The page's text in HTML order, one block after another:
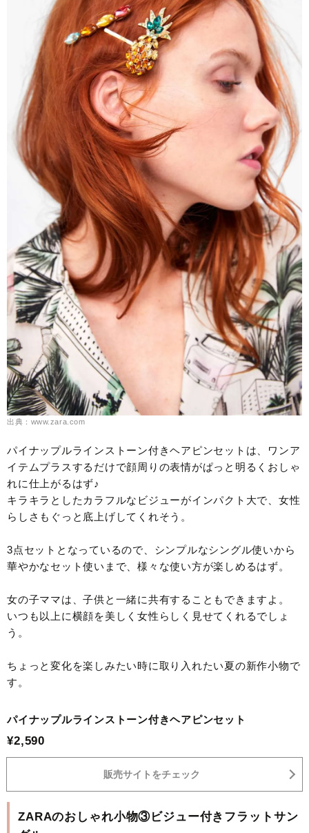
出典：www.zara.com
パイナップルラインストーン付きヘアピンセットは、ワンア
イテムプラスするだけで顔周りの表情がぱっと明るくおしゃ
れに仕上がるはず♪
キラキラとしたカラフルなビジューがインパクト大で、女性
らしさもぐっと底上げしてくれそう。
3点セットとなっているので、シンプルなシングル使いから
華やかなセット使いまで、様々な使い方が楽しめるはず。
女の子ママは、子供と一緒に共有することもできますよ。
いつも以上に横顔を美しく女性らしく見せてくれるでしょ
う。
ちょっと変化を楽しみたい時に取り入れたい夏の新作小物で
す。
パイナップルラインストーン付きヘアピンセット
¥2,590
販売サイトをチェック
ZARAのおしゃれ小物③ビジュー付きフラットサン